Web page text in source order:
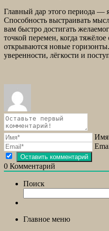
Главный дар этого периода —
Способность выстраивать
вам быстро достигать
точкой перемен, когда
открываются новые
уверенности, лёгкости и
0 Комментарий
Поиск
Главное меню